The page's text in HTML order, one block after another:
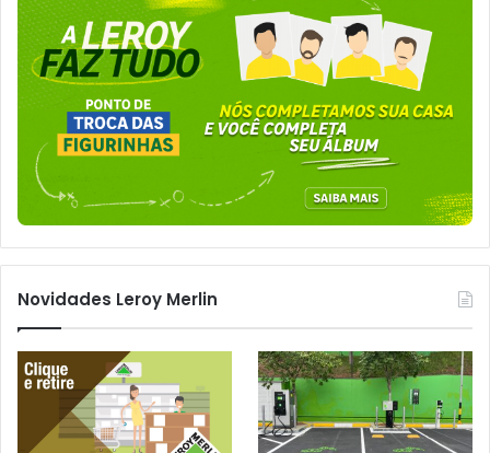
Novidades Leroy Merlin